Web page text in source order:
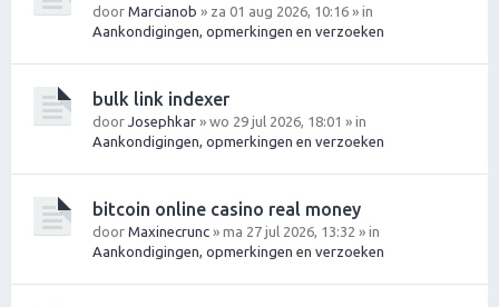
door Marcianob » za 01 aug 2026, 10:16 » in
Aankondigingen, opmerkingen en verzoeken
bulk link indexer
door Josephkar » wo 29 jul 2026, 18:01 » in
Aankondigingen, opmerkingen en verzoeken
bitcoin online casino real money
door Maxinecrunc » ma 27 jul 2026, 13:32 » in
Aankondigingen, opmerkingen en verzoeken